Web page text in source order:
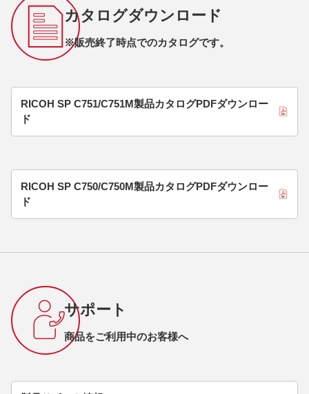
カタログダウンロード
※販売終了時点でのカタログです。
RICOH SP C751/C751M製品カタログPDFダウンロー
ド
RICOH SP C750/C750M製品カタログPDFダウンロー
ド
サポート
商品をご利用中のお客様へ